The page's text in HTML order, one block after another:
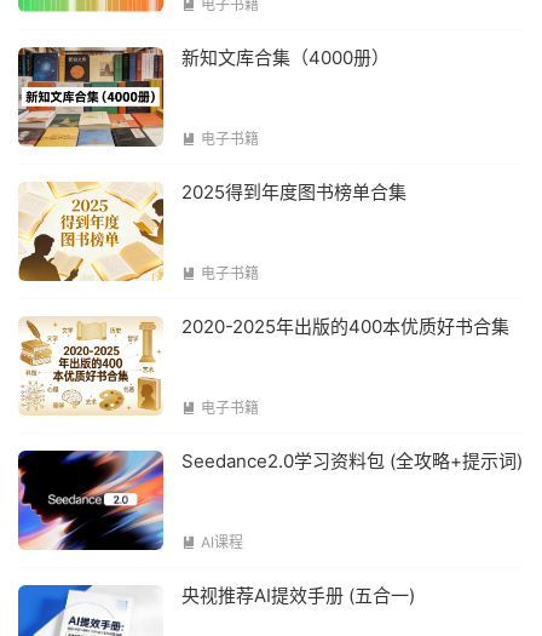
 电子书籍
新知文库合集（4000册）
 电子书籍
2025得到年度图书榜单合集
 电子书籍
2020-2025年出版的400本优质好书合集
 电子书籍
Seedance2.0学习资料包 (全攻略+提示词)
 AI课程
央视推荐AI提效手册 (五合一)